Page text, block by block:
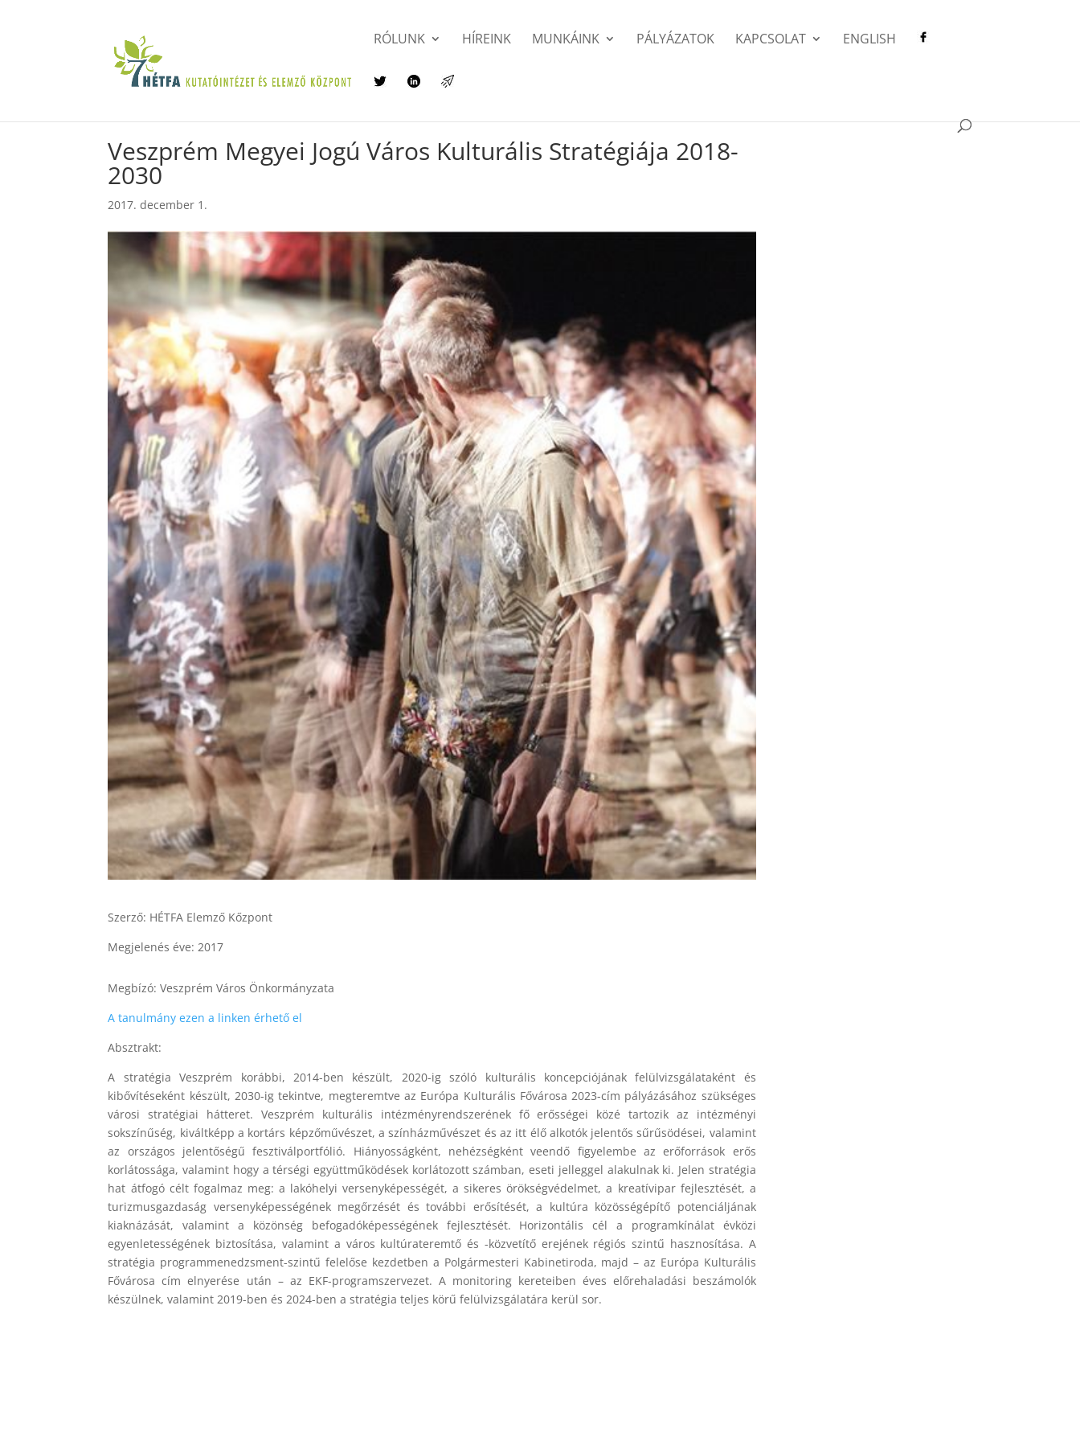
RÓLUNK HÍREINK MUNKÁINK PÁLYÁZATOK KAPCSOLAT ENGLISH
Veszprém Megyei Jogú Város Kulturális Stratégiája 2018-
2030
2017. december 1.
Szerző: HÉTFA Elemző Kőzpont
Megjelenés éve: 2017
Megbízó: Veszprém Város Önkormányzata
A tanulmány ezen a linken érhető el
Absztrakt:
A stratégia Veszprém korábbi, 2014-ben készült, 2020-ig szóló kulturális koncepciójának felülvizsgálataként és
kibővítéseként készült, 2030-ig tekintve, megteremtve az Európa Kulturális Fővárosa 2023-cím pályázásához szükséges
városi stratégiai hátteret. Veszprém kulturális intézményrendszerének fő erősségei közé tartozik az intézményi
sokszínűség, kiváltképp a kortárs képzőművészet, a színházművészet és az itt élő alkotók jelentős sűrűsödései, valamint
az országos jelentőségű fesztiválportfólió. Hiányosságként, nehézségként veendő figyelembe az erőforrások erős
korlátossága, valamint hogy a térségi együttműködések korlátozott számban, eseti jelleggel alakulnak ki. Jelen stratégia
hat átfogó célt fogalmaz meg: a lakóhelyi versenyképességét, a sikeres örökségvédelmet, a kreatívipar fejlesztését, a
turizmusgazdaság versenyképességének megőrzését és további erősítését, a kultúra közösségépítő potenciáljának
kiaknázását, valamint a közönség befogadóképességének fejlesztését. Horizontális cél a programkínálat évközi
egyenletességének biztosítása, valamint a város kultúrateremtő és -közvetítő erejének régiós szintű hasznosítása. A
stratégia programmenedzsment-szintű felelőse kezdetben a Polgármesteri Kabinetiroda, majd – az Európa Kulturális
Fővárosa cím elnyerése után – az EKF-programszervezet. A monitoring kereteiben éves előrehaladási beszámolók
készülnek, valamint 2019-ben és 2024-ben a stratégia teljes körű felülvizsgálatára kerül sor.